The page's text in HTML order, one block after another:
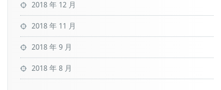
2018 年 12 月
2018 年 11 月
2018 年 9 月
2018 年 8 月